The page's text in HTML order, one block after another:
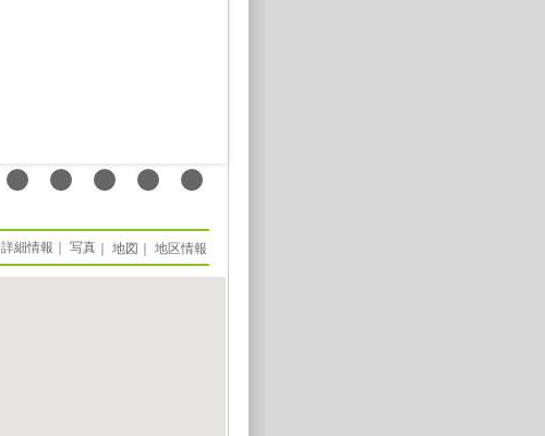
詳細情報 ｜ 写真 ｜ 地図 ｜ 地区情報